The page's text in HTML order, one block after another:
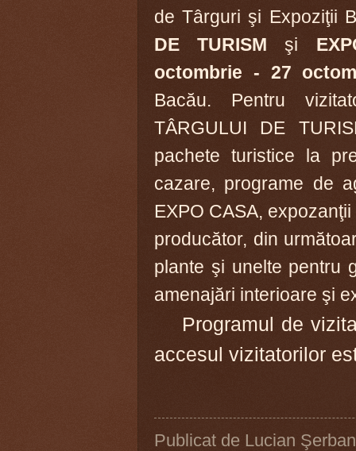
de Târguri şi Expoziţii
DE TURISM şi
octombrie - 27
Bacău. Pentru
TÂRGULUI DE
pachete turistice la
cazare, programe de
EXPO CASA,
producător, din
plante şi unelte pentru
amenajări interioare şi
Programul de
accesul vizitatorilor
Publicat de Lucian Şerban